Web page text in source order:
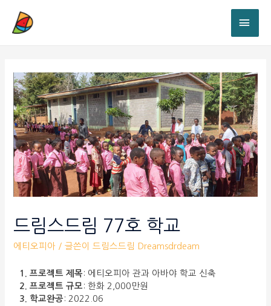
드림스드림 77호 학교
에티오피아 / 글쓴이 드림스드림 Dreamsdrdeam
1. 프로젝트 제목 : 에티오피아 관과 아바야 학교 신축
2. 프로젝트 규모 : 한화 2,000만원
3. 학교완공 : 2022.06